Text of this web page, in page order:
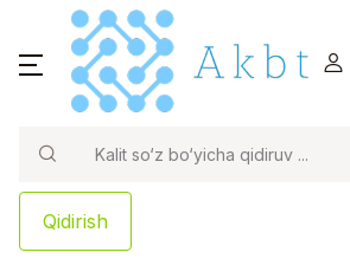
Qidirish